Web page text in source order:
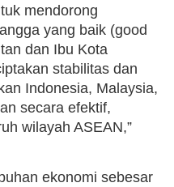
mendorong
yang baik (good
dan Ibu Kota
stabilitas dan
Indonesia, Malaysia,
secara efektif,
wilayah ASEAN,”
ekonomi sebesar